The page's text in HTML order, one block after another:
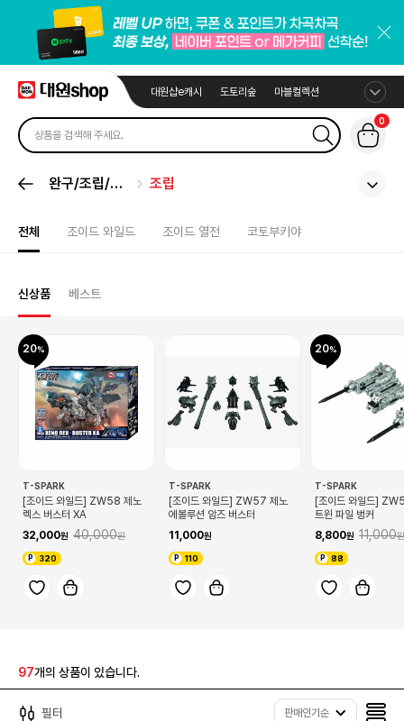
대원샵e캐시 도토리숲 마블컬렉션
0
완구/조립/봉
조립
전체 조이드 와일드 조이드 열전 코토부키야
신상품 베스트
20
T-SPARK
[조이드 와일드] ZW58 제노
렉스 버스터 XA
32,000
40,000
320
T-SPARK
[조이드 와일드] ZW57 제노
에볼루션 암즈 버스터
11,000
110
20
T-SPARK
[조이드 와일드]
트윈 파일 벙커
8,800
11,000
88
97개의 상품이 있습니다.
필터 판매인기순